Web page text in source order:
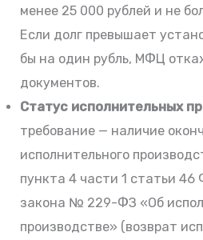
менее 25 000 рублей и не
Если долг превышает
бы на один рубль, МФЦ
документов.
Статус исполнительных
требование — наличие
исполнительного
пункта 4 части 1 статьи 46
закона № 229-ФЗ «Об
производстве» (возврат